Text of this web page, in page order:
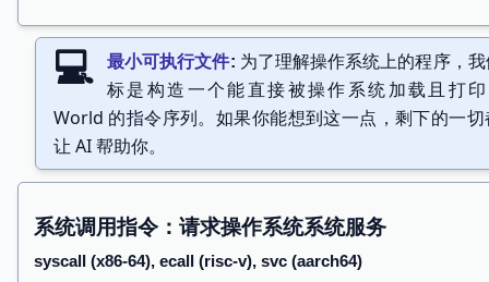
构造一个 “最小” 的程序
从一开始就取得程序的控制权
《计算机系统基础》说，程序是从 _start 开始执
void _start() {
// ...
编译运行 “最小” 的程序
最小可执行文件
为了理解操作系统上的程序，
标是构造一个能直接被操作系统加载且打
World 的指令序列。如果你能想到这一点，剩下的一
让 AI 帮助你。